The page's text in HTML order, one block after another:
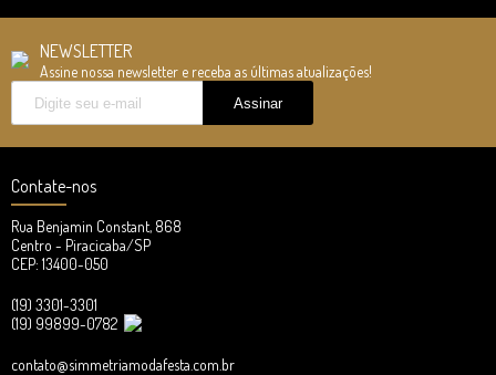
NEWSLETTER
Assine nossa newsletter e receba as últimas atualizações!
Contate-nos
Rua Benjamin Constant, 868
Centro - Piracicaba/SP
CEP: 13400-050
(19) 3301-3301
(19) 99899-0782
contato@simmetriamodafesta.com.br